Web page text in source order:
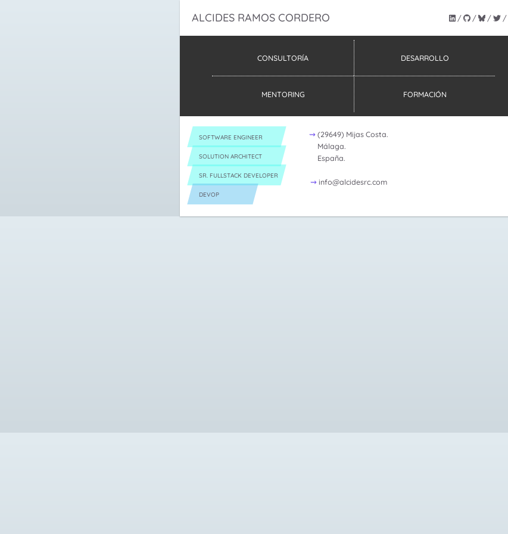
ALCIDES RAMOS CORDERO
CONSULTORÍA DESARROLLO
MENTORING FORMACIÓN
SOFTWARE ENGINEER
SOLUTION ARCHITECT
SR. FULLSTACK DEVELOPER
DEVOP
(29649) Mijas Costa.
Málaga.
España.
moc.crsedicla@ofni